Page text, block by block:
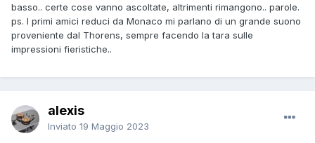
basso.. certe cose vanno ascoltate, altrimenti rimangono.. parole.
ps. I primi amici reduci da Monaco mi parlano di un grande suono
proveniente dal Thorens, sempre facendo la tara sulle
impressioni fieristiche..
alexis
Inviato 19 Maggio 2023